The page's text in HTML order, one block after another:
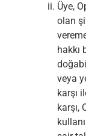
Üye,
olan
hakkı
veya
karşı
karşı,